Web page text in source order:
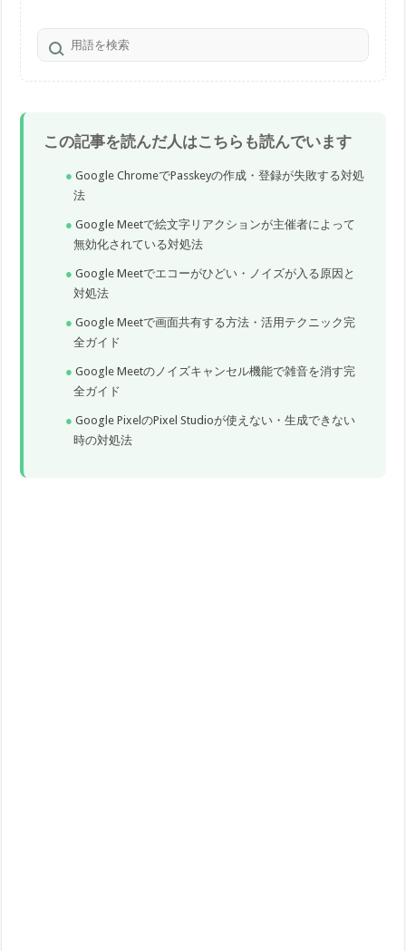
この記事を読んだ人はこちらも読んでいます
Google ChromeでPasskeyの作成・登録が失敗する対処
法
Google Meetで絵文字リアクションが主催者によって
無効化されている対処法
Google Meetでエコーがひどい・ノイズが入る原因と
対処法
Google Meetで画面共有する方法・活用テクニック完
全ガイド
Google Meetのノイズキャンセル機能で雑音を消す完
全ガイド
Google PixelのPixel Studioが使えない・生成できない
時の対処法